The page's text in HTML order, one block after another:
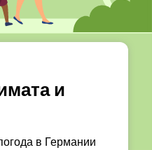
и
в Германии